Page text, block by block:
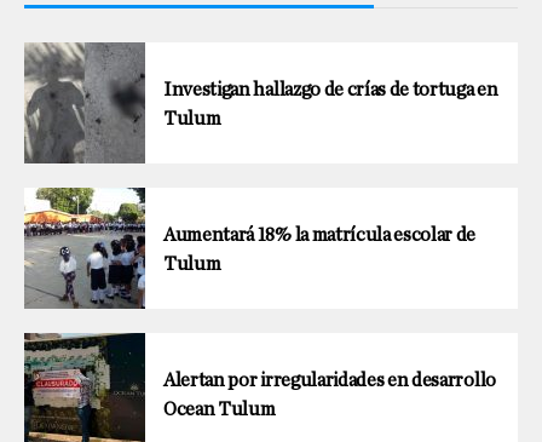
Investigan hallazgo de crías de tortuga en
Tulum
Aumentará 18% la matrícula escolar de
Tulum
Alertan por irregularidades en desarrollo
Ocean Tulum